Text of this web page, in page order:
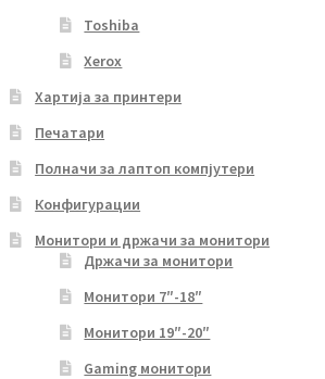
Toshiba
Xerox
Хартија за принтери
Печатари
Полначи за лаптоп компјутери
Конфигурации
Монитори и држачи за монитори
Држачи за монитори
Монитори 7″-18″
Монитори 19″-20″
Gaming монитори